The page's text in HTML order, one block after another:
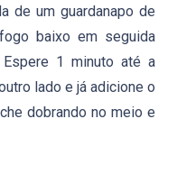
de um guardanapo de
baixo em seguida
1 minuto até a
lado e já adicione o
dobrando no meio e